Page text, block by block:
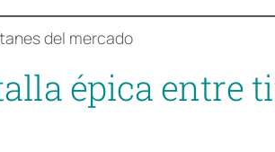
del mercado
épica entre